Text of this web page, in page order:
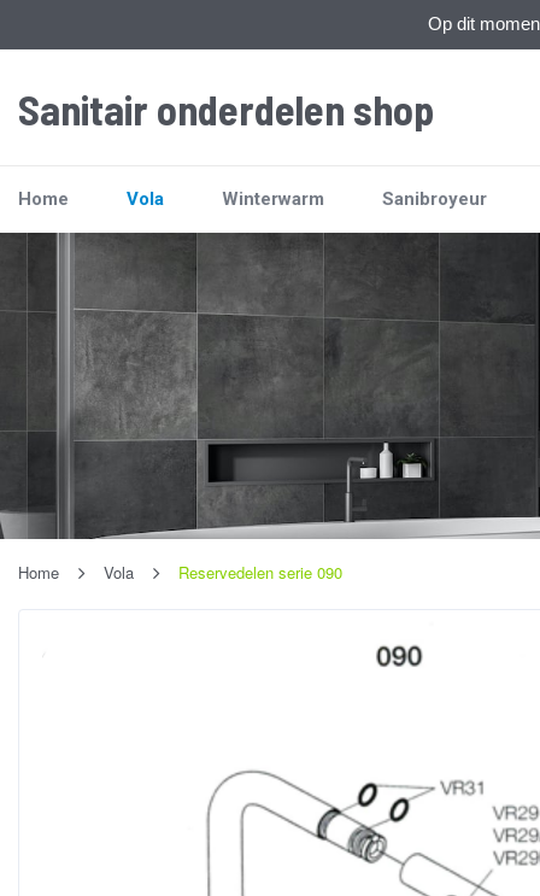
Op dit
Sanitair onderdelen shop
Home Vola Winterwarm Sanibroyeur
Home Vola Reservedelen serie 090